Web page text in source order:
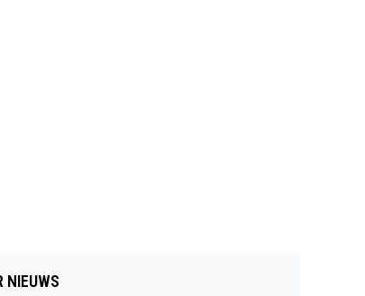
NIEUWS